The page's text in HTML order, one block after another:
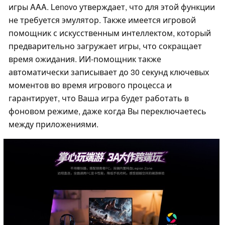
игры AAA. Lenovo утверждает, что для этой функции
не требуется эмулятор. Также имеется игровой
помощник с искусственным интеллектом, который
предварительно загружает игры, что сокращает
время ожидания. ИИ-помощник также
автоматически записывает до 30 секунд ключевых
моментов во время игрового процесса и
гарантирует, что Ваша игра будет работать в
фоновом режиме, даже когда Вы переключаетесь
между приложениями.